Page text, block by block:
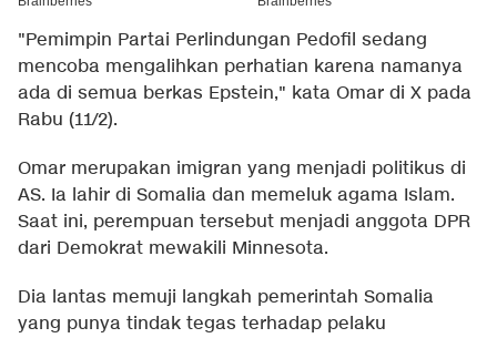
"Pemimpin Partai Perlindungan Pedofil sedang
mencoba mengalihkan perhatian karena namanya
ada di semua berkas Epstein," kata Omar di X pada
Rabu (11/2).
Omar merupakan imigran yang menjadi politikus di
AS. Ia lahir di Somalia dan memeluk agama Islam.
Saat ini, perempuan tersebut menjadi anggota DPR
dari Demokrat mewakili Minnesota.
Dia lantas memuji langkah pemerintah Somalia
yang punya tindak tegas terhadap pelaku